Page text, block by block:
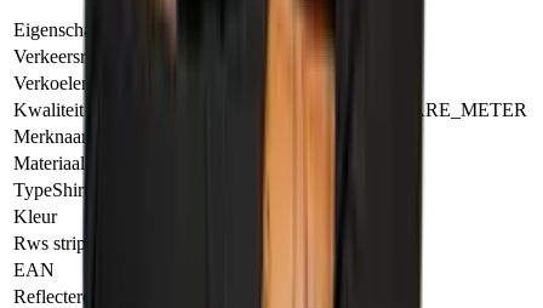
Eigenschap
Verkeersregelaar
Verkoelend
Kwaliteit materiaal
180.00 GRAMS_PER_SQUARE_METER
Merknaam
Materiaal
TypeShirts
Kleur
Rws striping (strepen)
EAN
Reflecterend